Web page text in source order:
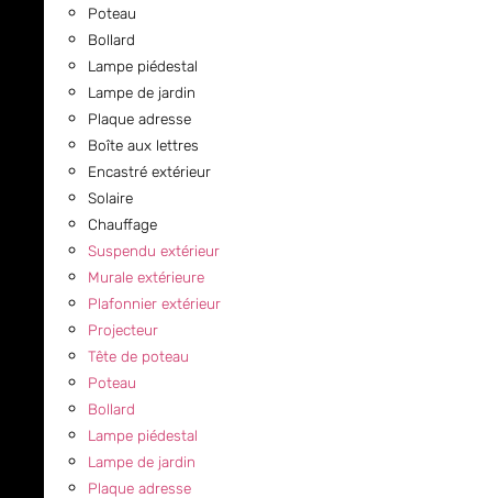
Poteau
Bollard
Lampe piédestal
Lampe de jardin
Plaque adresse
Boîte aux lettres
Encastré extérieur
Solaire
Chauffage
Suspendu extérieur
Murale extérieure
Plafonnier extérieur
Projecteur
Tête de poteau
Poteau
Bollard
Lampe piédestal
Lampe de jardin
Plaque adresse